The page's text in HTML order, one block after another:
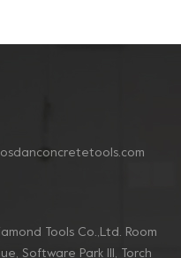
Tools Co.,Ltd. Room
Software Park Ill, Torch